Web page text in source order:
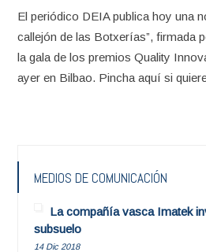
El periódico DEIA publica hoy una
callejón de las Botxerías”, firmada
la gala de los premios Quality
ayer en Bilbao. Pincha aquí si
MEDIOS DE COMUNICACIÓN
La compañía vasca Imatek
subsuelo
14 Dic 2018